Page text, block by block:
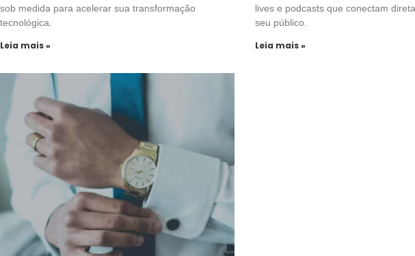
sob medida para acelerar sua transformação
tecnológica.
Leia mais »
lives e podcasts que conectam
seu público.
Leia mais »